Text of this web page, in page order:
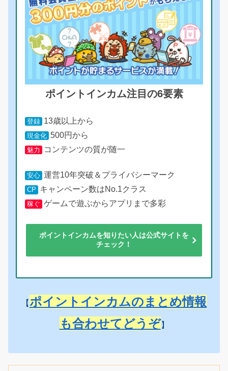
ポイントインカム注目の6要素
登録 13歳以上から
現金化 500円から
魅力 コンテンツの質が随一
安心 運営10年突破＆プライバシーマーク
CP キャンペーン数はNo.1クラス
稼ぐ ゲームで遊ぶからアプリまで多彩
ポイントインカムを知りたい人は公式サイトを
チェック！
【ポイントインカムのまとめ情報
も合わせてどうぞ 】